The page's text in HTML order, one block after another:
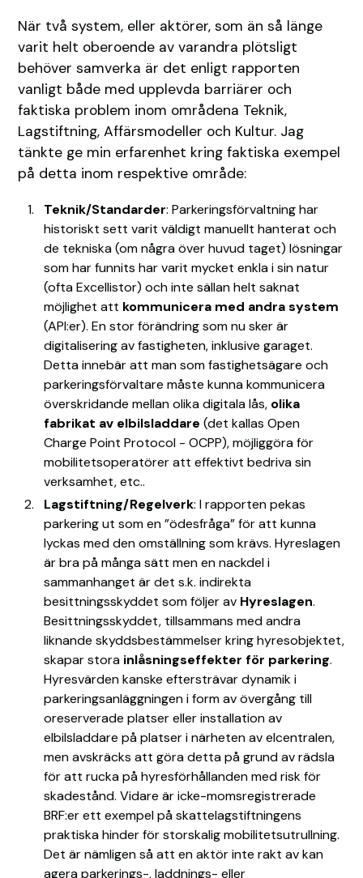
När två system, eller aktörer, som än så länge
varit helt oberoende av varandra plötsligt
behöver samverka är det enligt rapporten
vanligt både med upplevda barriärer och
faktiska problem inom områdena Teknik,
Lagstiftning, Affärsmodeller och Kultur. Jag
tänkte ge min erfarenhet kring faktiska exempel
på detta inom respektive område:
Teknik/Standarder: Parkeringsförvaltning har
historiskt sett varit väldigt manuellt hanterat och
de tekniska (om några över huvud taget) lösningar
som har funnits har varit mycket enkla i sin natur
(ofta Excellistor) och inte sällan helt saknat
möjlighet att kommunicera med andra system
(API:er). En stor förändring som nu sker är
digitalisering av fastigheten, inklusive garaget.
Detta innebär att man som fastighetsägare och
parkeringsförvaltare måste kunna kommunicera
överskridande mellan olika digitala lås, olika
fabrikat av elbilsladdare (det kallas Open
Charge Point Protocol - OCPP), möjliggöra för
mobilitetsoperatörer att effektivt bedriva sin
verksamhet, etc..
Lagstiftning/Regelverk: I rapporten pekas
parkering ut som en ”ödesfråga” för att kunna
lyckas med den omställning som krävs. Hyreslagen
är bra på många sätt men en nackdel i
sammanhanget är det s.k. indirekta
besittningsskyddet som följer av Hyreslagen.
Besittningsskyddet, tillsammans med andra
liknande skyddsbestämmelser kring hyresobjektet,
skapar stora inlåsningseffekter för parkering.
Hyresvärden kanske eftersträvar dynamik i
parkeringsanläggningen i form av övergång till
oreserverade platser eller installation av
elbilsladdare på platser i närheten av elcentralen,
men avskräcks att göra detta på grund av rädsla
för att rucka på hyresförhållanden med risk för
skadestånd. Vidare är icke-momsregistrerade
BRF:er ett exempel på skattelagstiftningens
praktiska hinder för storskalig mobilitetsutrullning.
Det är nämligen så att en aktör inte rakt av kan
agera parkerings-, laddnings- eller